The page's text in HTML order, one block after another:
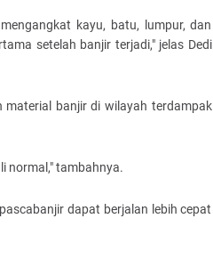
kayu, batu, lumpur, dan
setelah banjir terjadi," jelas Dedi
material banjir di wilayah terdampak
normal," tambahnya.
dapat berjalan lebih cepat